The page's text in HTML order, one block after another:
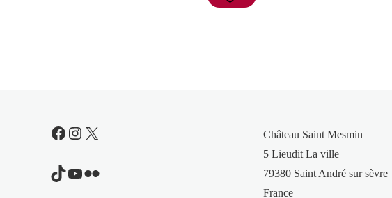
Facebook
Instagram
X
TikTok
YouTube
Flickr
Château Saint Mesmin
5 Lieudit La ville
79380 Saint André sur sèvre
France